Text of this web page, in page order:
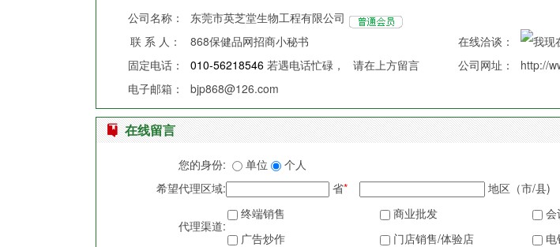
公司名称：
东莞市英芝堂生物工程有限公司
联 系 人：
868保健品网招商小秘书
在线洽谈：
固定电话：
010-56218546 若遇电话忙碌， 请在上方留言 公司网址：
http://
电子邮箱：
bjp868@126.com
在线留言
您的身份: 单位
个人
希望代理区域:
省* 地区（市/县)
代理渠道:
终端销售 商业批发
会
广告炒作
门店销售/体验店